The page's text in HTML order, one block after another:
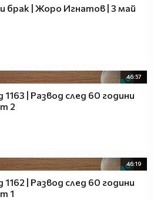
брак | Жоро Игнатов | 3 май
46:57
| Развод след 60 години
2
46:19
| Развод след 60 години
1